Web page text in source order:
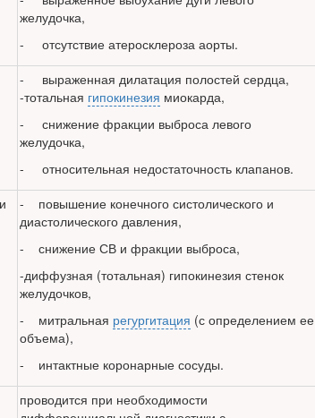
желудочка,
- отсутствие атеросклероза аорты.
- выраженная дилатация полостей сердца,
-тотальная гипокинезия миокарда,
- снижение фракции выброса левого
желудочка,
- относительная недостаточность клапанов.
- повышение конечного систолического и
диастолического давления,
- снижение СВ и фракции выброса,
-диффузная (тотальная) гипокинезия стенок
желудочков,
- митральная регургитация (с определением ее
объема),
- интактные коронарные сосуды.
проводится при необходимости